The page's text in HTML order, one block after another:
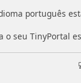
português
o seu TinyPortal